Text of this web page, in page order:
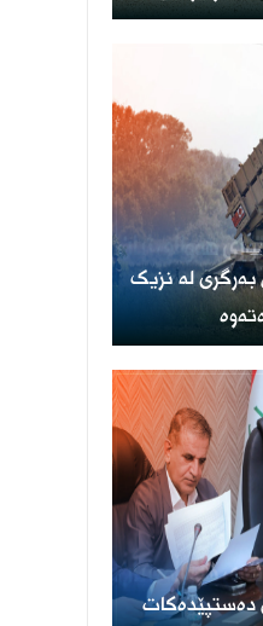
لە نزیک
دەستپێدەکات